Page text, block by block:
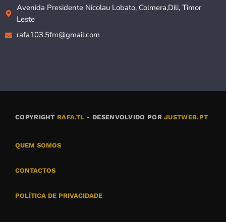
Avenida Presidente Nicolau Lobato, Colmera,Dili, Timor
Leste
rafa103.5fm@gmail.com
COPYRIGHT RAFA.TL - DESENVOLVIDO PORJUSTWEB.PT
QUEM SOMOS
CONTACTOS
POLÍTICA DE PRIVACIDADE